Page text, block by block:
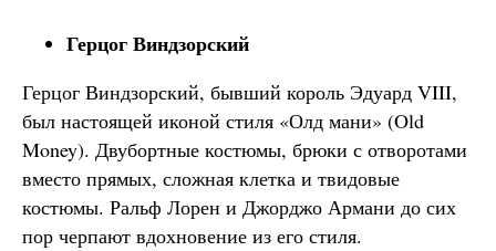
Герцог Виндзорский
Герцог Виндзорский, бывший король Эдуард VIII,
был настоящей иконой стиля «Олд мани» (Old
Money). Двубортные костюмы, брюки с отворотами
вместо прямых, сложная клетка и твидовые
костюмы. Ральф Лорен и Джорджо Армани до сих
пор черпают вдохновение из его стиля.